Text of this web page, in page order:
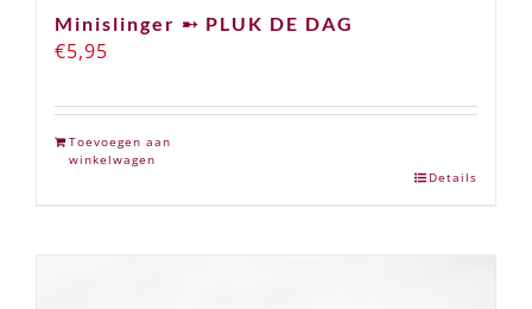
Minislinger ➸ PLUK DE DAG
€5,95
Toevoegen aan
winkelwagen
Details